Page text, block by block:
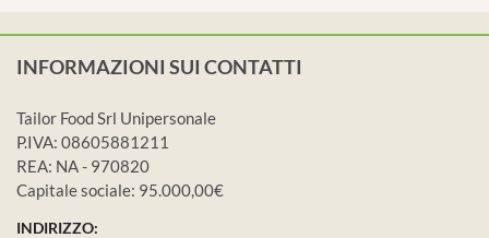
INFORMAZIONI SUI CONTATTI
Tailor Food Srl Unipersonale
P.IVA: 08605881211
REA: NA - 970820
Capitale sociale: 95.000,00€
INDIRIZZO: